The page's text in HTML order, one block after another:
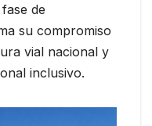
de
su compromiso
vial nacional y
inclusivo.